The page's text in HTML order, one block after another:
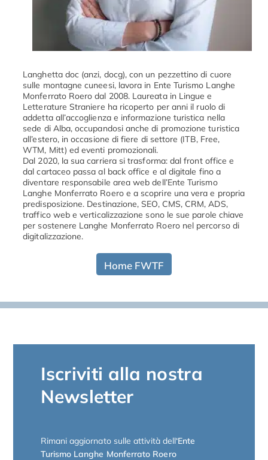
Langhetta doc (anzi, docg), con un pezzettino di cuore
sulle montagne cuneesi, lavora in Ente Turismo Langhe
Monferrato Roero dal 2008. Laureata in Lingue e
Letterature Straniere ha ricoperto per anni il ruolo di
addetta all’accoglienza e informazione turistica nella
sede di Alba, occupandosi anche di promozione turistica
all’estero, in occasione di fiere di settore (ITB, Free,
WTM, Mitt) ed eventi promozionali.
Dal 2020, la sua carriera si trasforma: dal front office e
dal cartaceo passa al back office e al digitale fino a
diventare responsabile area web dell’Ente Turismo
Langhe Monferrato Roero e a scoprire una vera e propria
predisposizione. Destinazione, SEO, CMS, CRM, ADS,
traffico web e verticalizzazione sono le sue parole chiave
per sostenere Langhe Monferrato Roero nel percorso di
digitalizzazione.
Home FWTF
Iscriviti alla nostra
Newsletter
Rimani aggiornato sulle attività dell‘Ente
Turismo Langhe Monferrato Roero